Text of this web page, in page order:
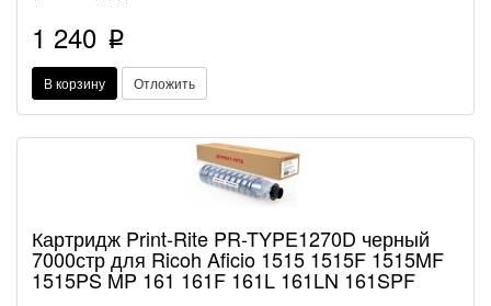
1 240 p
В корзину Отложить
Картридж Print-Rite PR-TYPE1270D черный
7000стр для Ricoh Aficio 1515 1515F 1515MF
1515PS MP 161 161F 161L 161LN 161SPF